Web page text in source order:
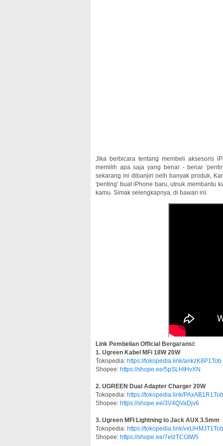
Jika berbicara tentang membeli aksesoris
memilih apa saja yang benar - benar
sekarang ini dibanjiri oelh banyak produk,
'penting' buat iPhone baru, utnuk membantu
kamu. Simak selengkapnya, di bawan ini.
Link Pembelian Official Bergaransi:
1. Ugreen Kabel MFi 18W 20W
Tokopedia: https://tokopedia.link/ankzK8P1Tob
Shopee: https://shope.ee/5pSLHtHvXN
2. UGREEN Dual Adapter Charger 20W
Tokopedia: https://tokopedia.link/PAxAB1R1Tob
Shopee: https://shope.ee/3V4QVaDjv6
3. Ugreen MFI Lightning to Jack AUX 3.5mm
Tokopedia: https://tokopedia.link/vxUHMJT1Tob
Shopee: https://shope.ee/7etzTCGtW5